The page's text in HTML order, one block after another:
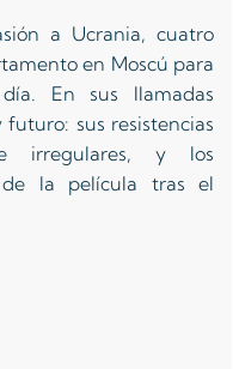
a Ucrania, cuatro
en Moscú para
En sus llamadas
sus resistencias
irregulares, y los
la película tras el